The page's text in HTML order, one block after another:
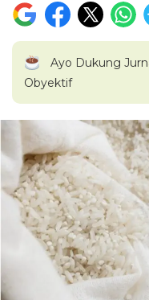
Ayo Dukung
Obyektif